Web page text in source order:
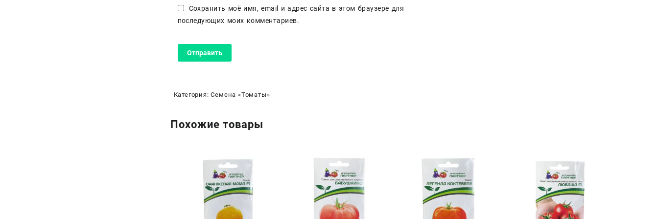
Сохранить моё имя, email и адрес сайта в этом браузере для
последующих моих комментариев.
Категория:Семена «Томаты»
Похожие товары